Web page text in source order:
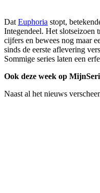
Dat Euphoria stopt,
Integendeel. Het
cijfers en bewees nog maar
sinds de eerste aflevering
Sommige series laten een
Ook deze week op
Naast al het nieuws